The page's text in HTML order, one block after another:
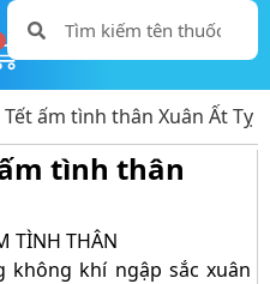
0
ấm tình thân Xuân Ất Tỵ
tình thân
TÌNH THÂN
không khí ngập sắc xuân